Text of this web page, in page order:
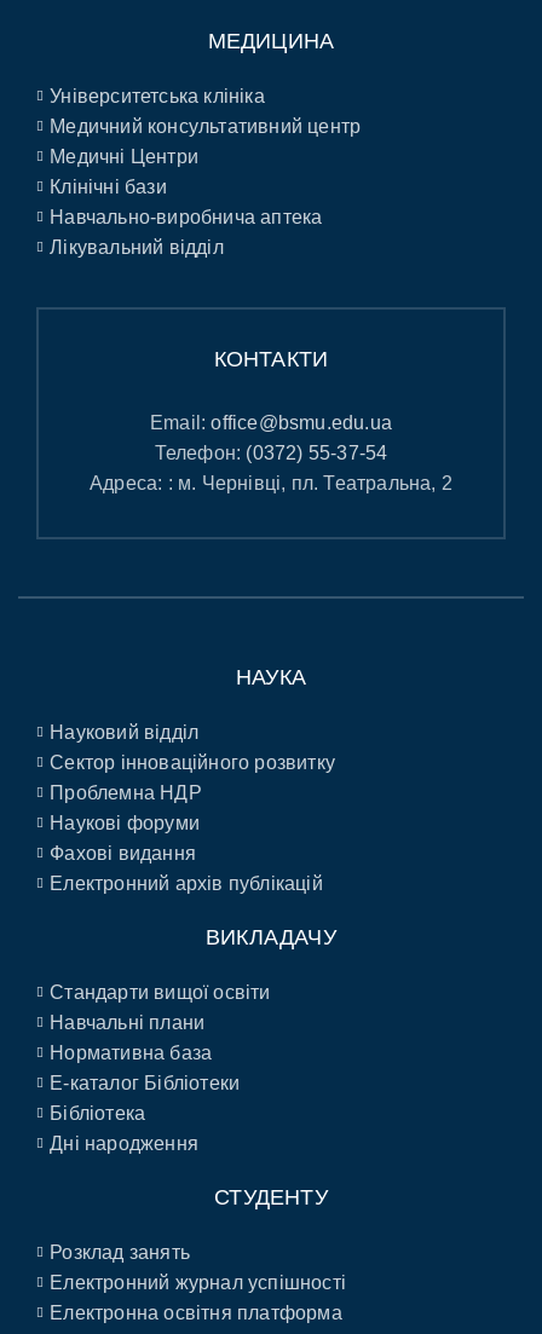
МЕДИЦИНА
Університетська клініка
Медичний консультативний центр
Медичні Центри
Клінічні бази
Навчально-виробнича аптека
Лікувальний відділ
КОНТАКТИ
Email:office@bsmu.edu.ua
Телефон: (0372) 55-37-54
Адреса: : м. Чернівці, пл. Театральна, 2
НАУКА
Науковий відділ
Сектор інноваційного розвитку
Проблемна НДР
Наукові форуми
Фахові видання
Електронний архів публікацій
ВИКЛАДАЧУ
Стандарти вищої освіти
Навчальні плани
Нормативна база
E-каталог Бібліотеки
Бібліотека
Дні народження
СТУДЕНТУ
Розклад занять
Електронний журнал успішності
Електронна освітня платформа